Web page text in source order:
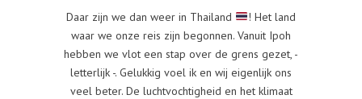
Daar zijn we dan weer in Thailand
! Het land
waar we onze reis zijn begonnen. Vanuit Ipoh
hebben we vlot een stap over de grens gezet, -
letterlijk -. Gelukkig voel ik en wij eigenlijk ons
veel beter. De luchtvochtigheid en het klimaat